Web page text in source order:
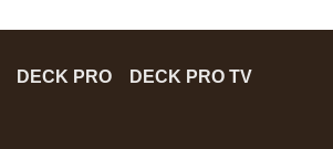
DECK PRO DECK PRO TV